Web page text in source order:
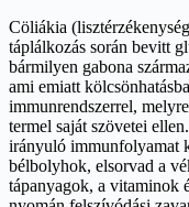
Cöliákia
táplálkozás során bevitt
bármilyen gabona
ami emiatt
immunrendszerrel,
termel saját szövetei
irányuló immunfolyamat
bélbolyhok, elsorvad a
tápanyagok, a vitaminok